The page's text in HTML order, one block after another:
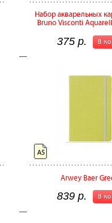
Набор акварельных
Bruno Visconti
В
375 р.
Arwey Baer
В
839 р.
А5